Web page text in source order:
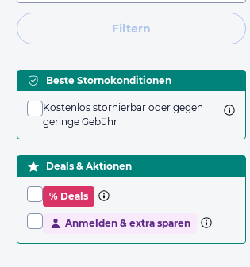
Filtern
Beste Stornokonditionen
Kostenlos stornierbar oder gegen
geringe Gebühr
Deals & Aktionen
% Deals
Anmelden & extra sparen